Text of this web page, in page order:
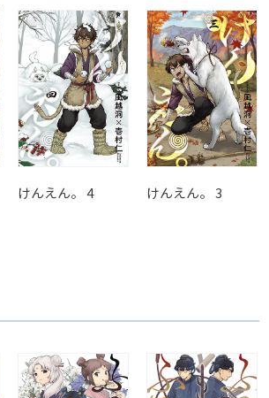
けんえん。 4 けんえん。 3